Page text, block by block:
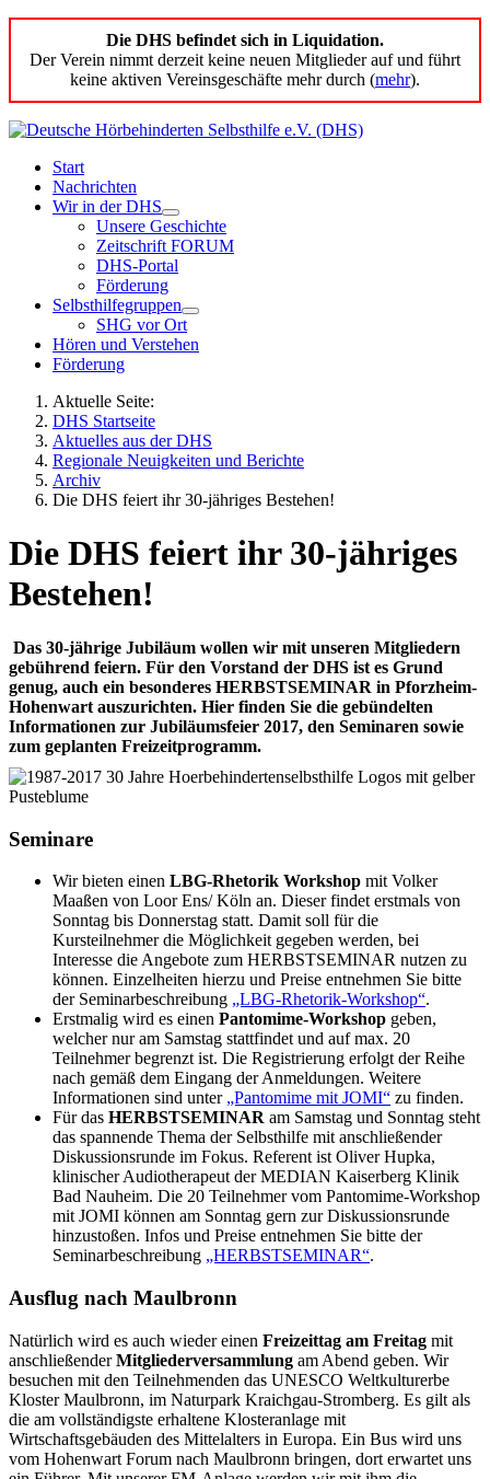
Die DHS befindet sich in Liquidation.
Der Verein nimmt derzeit keine neuen Mitglieder auf und führt
keine aktiven Vereinsgeschäfte mehr durch (mehr).
Start
Nachrichten
Wir in der DHS
Unsere Geschichte
Zeitschrift FORUM
DHS-Portal
Förderung
Selbsthilfegruppen
SHG vor Ort
Hören und Verstehen
Förderung
Aktuelle Seite:
DHS Startseite
Aktuelles aus der DHS
Regionale Neuigkeiten und Berichte
Archiv
Die DHS feiert ihr 30-jähriges Bestehen!
Die DHS feiert ihr 30-jähriges
Bestehen!
Das 30-jährige Jubiläum wollen wir mit unseren Mitgliedern
gebührend feiern. Für den Vorstand der DHS ist es Grund
genug, auch ein besonderes HERBSTSEMINAR in Pforzheim-
Hohenwart auszurichten. Hier finden Sie die gebündelten
Informationen zur Jubiläumsfeier 2017, den Seminaren sowie
zum geplanten Freizeitprogramm.
Seminare
Wir bieten einen LBG-Rhetorik Workshop mit Volker
Maaßen von Loor Ens/ Köln an. Dieser findet erstmals von
Sonntag bis Donnerstag statt. Damit soll für die
Kursteilnehmer die Möglichkeit gegeben werden, bei
Interesse die Angebote zum HERBSTSEMINAR nutzen zu
können. Einzelheiten hierzu und Preise entnehmen Sie bitte
der Seminarbeschreibung „LBG-Rhetorik-Workshop“.
Erstmalig wird es einen Pantomime-Workshop geben,
welcher nur am Samstag stattfindet und auf max. 20
Teilnehmer begrenzt ist. Die Registrierung erfolgt der Reihe
nach gemäß dem Eingang der Anmeldungen. Weitere
Informationen sind unter „Pantomime mit JOMI“ zu finden.
Für das HERBSTSEMINAR am Samstag und Sonntag steht
das spannende Thema der Selbsthilfe mit anschließender
Diskussionsrunde im Fokus. Referent ist Oliver Hupka,
klinischer Audiotherapeut der MEDIAN Kaiserberg Klinik
Bad Nauheim. Die 20 Teilnehmer vom Pantomime-Workshop
mit JOMI können am Sonntag gern zur Diskussionsrunde
hinzustoßen. Infos und Preise entnehmen Sie bitte der
Seminarbeschreibung „HERBSTSEMINAR“.
Ausflug nach Maulbronn
Natürlich wird es auch wieder einen Freizeittag am Freitag mit
anschließenderMitgliederversammlung am Abend geben. Wir
besuchen mit den Teilnehmenden das UNESCO Weltkulturerbe
Kloster Maulbronn, im Naturpark Kraichgau-Stromberg. Es gilt als
die am vollständigste erhaltene Klosteranlage mit
Wirtschaftsgebäuden des Mittelalters in Europa. Ein Bus wird uns
vom Hohenwart Forum nach Maulbronn bringen, dort erwartet uns